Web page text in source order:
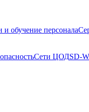
и обучение персонала
Сети ЦОДSD-